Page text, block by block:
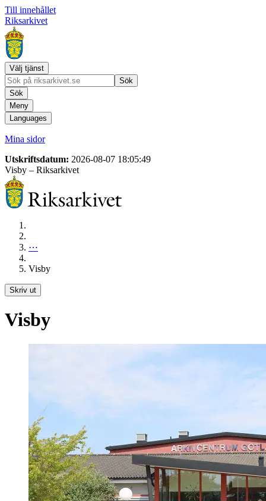
Till innehållet
Riksarkivet
Välj tjänst
Sök
Sök
Meny
Languages
Mina sidor
Utskriftsdatum: 2026-08-07 18:05:49
Visby – Riksarkivet
⋯
Visby
Skriv ut
Visby